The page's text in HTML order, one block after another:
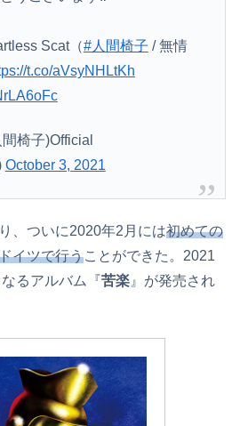
Scat（#人間椅子 / 無情
t.co/aVsyNHLtKh
椅子)Official
October 3, 2021
、ついに2020年2月には初めての
イツで行うことができた。2021
るアルバム『苦楽 』が発売され